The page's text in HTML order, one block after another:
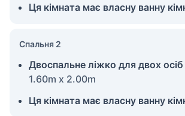
Ця кімната має власну ванну
Спальня 2
Двоспальне ліжко для двох осіб
1.60m x 2.00m
Ця кімната має власну ванну